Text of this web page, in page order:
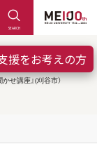
SEARCH
援をお考えの方
せ講座』(刈谷市）